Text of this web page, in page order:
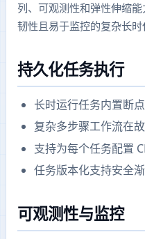
列、可观测性和弹性伸缩
韧性且易于监控的复杂长时
持久化任务执行
长时运行任务内置断
复杂多步骤工作流在
支持为每个任务配置
任务版本化支持安全
可观测性与监控